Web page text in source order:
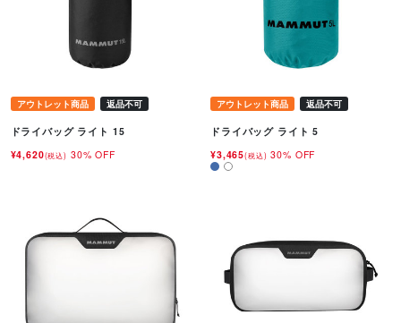
アウトレット商品 返品不可
ドライバッグ ライト 15
¥4,620(税込) 30% OFF
アウトレット商品 返品不可
ドライバッグ ライト 5
¥3,465(税込) 30% OFF